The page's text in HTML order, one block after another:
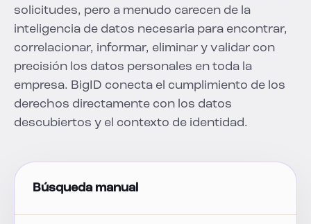
solicitudes, pero a menudo carecen de la
inteligencia de datos necesaria para encontrar,
correlacionar, informar, eliminar y validar con
precisión los datos personales en toda la
empresa. BigID conecta el cumplimiento de los
derechos directamente con los datos
descubiertos y el contexto de identidad.
Búsqueda manual